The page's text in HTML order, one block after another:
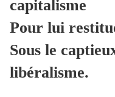
capitalisme
Pour lui
Sous le
libéralisme.